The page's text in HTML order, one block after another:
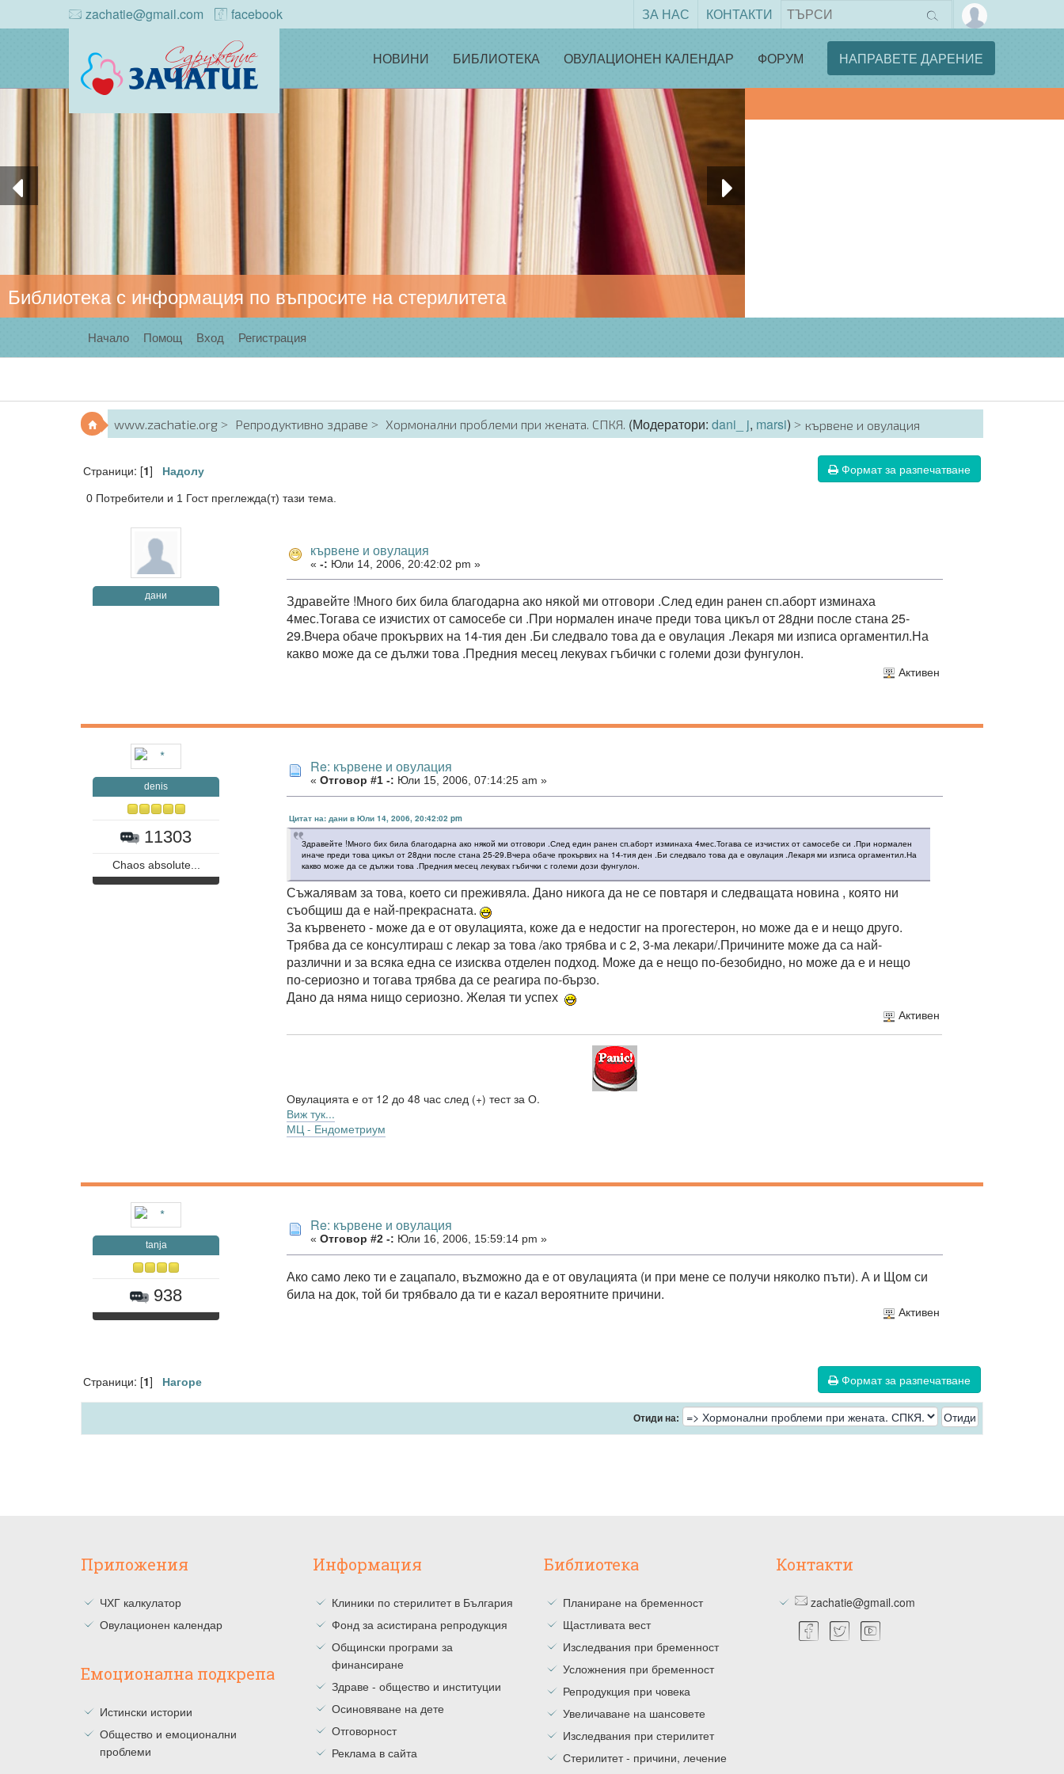
zachatie@gmail.com facebook ЗА НАС КОНТАКТИ
НОВИНИ БИБЛИОТЕКА ОВУЛАЦИОНЕН КАЛЕНДАР ФОРУМ НАПРАВЕТЕ ДАРЕНИЕ
Библиотека с информация по въпросите на стерилитета
Начало Помощ Вход Регистрация
www.zachatie.org Репродуктивно здраве Хормонални проблеми при жената. СПКЯ. (Модератори:dani_ j, marsi) кървене и овулация
Формат за разпечатване
Страници: [1] Надолу
0 Потребители и 1 Гост преглежда(т) тази тема.
дани
кървене и овулация
« -: Юли 14, 2006, 20:42:02 pm »
Здравейте !Много бих била благодарна ако някой ми отговори .След един ранен сп.аборт изминаха
4мес.Тогава се изчистих от самосебе си .При нормален иначе преди това цикъл от 28дни после стана 25-
29.Вчера обаче прокървих на 14-тия ден .Би следвало това да е овулация .Лекаря ми изписа оргаментил.На
какво може да се дължи това .Предния месец лекувах гъбички с големи дози фунгулон.
Активен
denis
11303
Chaos absolute...
Re: кървене и овулация
« Отговор #1 -: Юли 15, 2006, 07:14:25 am »
Цитат на: дани в Юли 14, 2006, 20:42:02 pm
Здравейте !Много бих била благодарна ако някой ми отговори .След един ранен сп.аборт изминаха 4мес.Тогава се изчистих от самосебе си .При нормален
иначе преди това цикъл от 28дни после стана 25-29.Вчера обаче прокървих на 14-тия ден .Би следвало това да е овулация .Лекаря ми изписа оргаментил.На
какво може да се дължи това .Предния месец лекувах гъбички с големи дози фунгулон.
Съжалявам за това, което си преживяла. Дано никога да не се повтаря и следващата новина , която ни
съобщиш да е най-прекрасната.
За кървенето - може да е от овулацията, коже да е недостиг на прогестерон, но може да е и нещо друго.
Трябва да се консултираш с лекар за това /ако трябва и с 2, 3-ма лекари/.Причините може да са най-
различни и за всяка една се изисква отделен подход. Може да е нещо по-безобидно, но може да е и нещо
по-сериозно и тогава трябва да се реагира по-бързо.
Дано да няма нищо сериозно. Желая ти успех
Активен
Овулацията е от 12 до 48 час след (+) тест за О.
Виж тук...
МЦ - Ендометриум
tanja
938
Re: кървене и овулация
« Отговор #2 -: Юли 16, 2006, 15:59:14 pm »
Ако само леко ти е zацапало, въzможно да е от овулацията (и при мене се получи няколко пъти). А и Щом си
била на док, той би трябвало да ти е каzал вероятните причини.
Активен
Формат за разпечатване
Страници: [1] Нагоре
Отиди на:
Приложения
ЧХГ калкулатор
Овулационен календар
Емоционална подкрепа
Истински истории
Общество и емоционални
проблеми
Информация
Клиники по стерилитет в България
Фонд за асистирана репродукция
Общински програми за
финансиране
Здраве - общество и институции
Осиновяване на дете
Отговорност
Реклама в сайта
Библиотека
Планиране на бременност
Щастливата вест
Изследвания при бременност
Усложнения при бременност
Репродукция при човека
Увеличаване на шансовете
Изследвания при стерилитет
Стерилитет - причини, лечение
Контакти
zachatie@gmail.com